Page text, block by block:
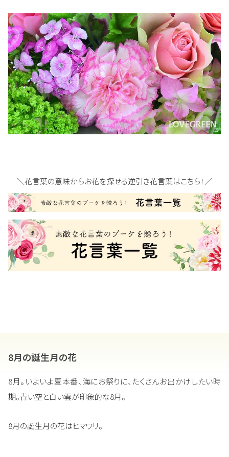
＼花言葉の意味からお花を探せる逆引き花言葉はこちら！／
8月の誕生月の花
8月。いよいよ夏本番、海にお祭りに、たくさんお出かけしたい時
期。青い空と白い雲が印象的な8月。
8月の誕生月の花はヒマワリ。